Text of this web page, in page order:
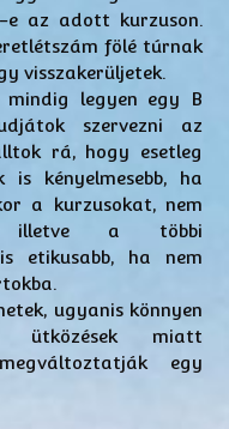
e az adott kurzuson.
fölé túrnak
visszakerüljetek.
mindig legyen egy B
szervezni az
rá, hogy esetleg
kényelmesebb, ha
a kurzusokat, nem
illetve a többi
etikusabb, ha nem
ugyanis könnyen
ütközések miatt
egy